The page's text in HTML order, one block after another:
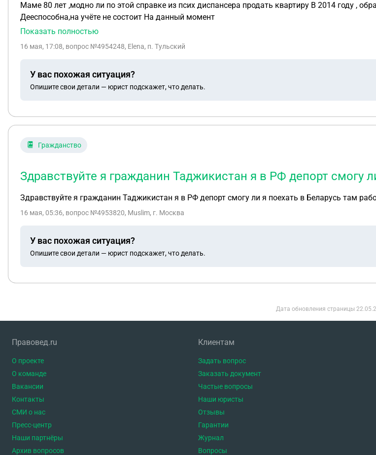
Маме 80 лет ,модно ли по этой справке из псих диспансера продать квартиру В 2014 году , обращалась однократно с совматизированным расстройством
Дееспособна,на учёте не состоит На данный момент
Показать полностью
16 мая, 17:08, вопрос №4954248, Elena, п. Тульский
У вас похожая ситуация?
Опишите свои детали — юрист подскажет, что делать.
Гражданство
Здравствуйте я гражданин Таджикистан я в РФ депорт смогу
Здравствуйте я гражданин Таджикистан я в РФ депорт смогу ли я поехать в Беларусь там
16 мая, 05:36, вопрос №4953820, Muslim, г. Москва
У вас похожая ситуация?
Опишите свои детали — юрист подскажет, что делать.
Дата обновления страницы
Правовед.ru
О проекте
О команде
Вакансии
Контакты
СМИ о нас
Пресс-центр
Наши партнёры
Архив вопросов
Клиентам
Задать вопрос
Заказать документ
Частые вопросы
Наши юристы
Отзывы
Гарантии
Журнал
Вопросы